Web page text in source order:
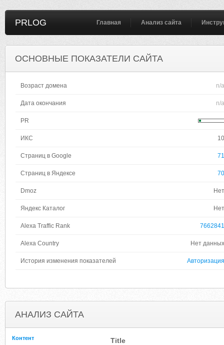
PRLOG Главная Анализ сайта
ОСНОВНЫЕ ПОКАЗАТЕЛИ САЙТА
Возраст домена n/a
Дата окончания n/a
PR
ИКС 10
Страниц в Google 71
Страниц в Яндексе 70
Dmoz Нет
Яндекс Каталог Нет
Alexa Traffic Rank 7662841
Alexa Country Нет данных
История изменения показателей Авторизация
АНАЛИЗ САЙТА
Контент Title